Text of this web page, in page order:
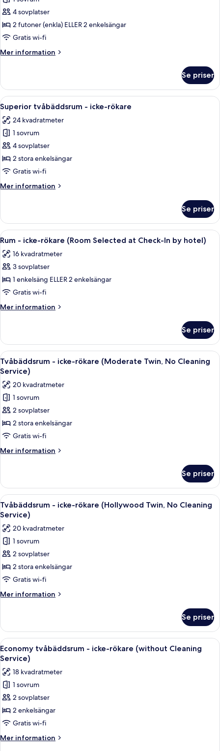
Tvåbäddsrum
Deluxe
-
rökare
4 sovplatser
2 futoner (enkla) ELLER 2 enkelsängar
Gratis wi-fi
Mer information
Mer
Deluxe
icke-
rökare
Se priser
Öppna
alla
foton
för
Superior
tvåbäddsrum
-
rökare
Ett hotellrum med två sängar, en
6
Superior tvåbäddsrum - icke-rökare
24 kvadratmeter
1 sovrum
4 sovplatser
2 stora enkelsängar
Gratis wi-fi
Mer information
Mer
tvåbäddsrum
icke-
Se priser
Öppna
alla
foton
för
Rum
-
icke-
rökare
Selected
at
Check-
In
by
hotel)
Ett hotellrum med en stor säng, en
4
Rum - icke-rökare (Room Selected at Check-In by hotel)
16 kvadratmeter
3 sovplatser
1 enkelsäng ELLER 2 enkelsängar
Gratis wi-fi
Mer information
Mer
-
icke-
rökare
(Room
Selected
at
Check-
In
by
hotel)
Se priser
Öppna
alla
foton
för
Tvåbäddsrum
-
icke-
rökare
(Moderate
Twin,
Cleaning
Service)
Ett hotellrum med två sängar, en TV
6
Tvåbäddsrum - icke-rökare (Moderate Twin, No Cleaning
Service)
20 kvadratmeter
1 sovrum
2 sovplatser
2 stora enkelsängar
Gratis wi-fi
Mer information
Mer
-
icke-
rökare
(Moderate
No
Cleaning
Service)
Se priser
Öppna
alla
foton
för
Tvåbäddsrum
-
icke-
rökare
(Hollywood
Twin,
Cleaning
Service)
Ett hotellrum med en stor säng, ett
6
Tvåbäddsrum - icke-rökare (Hollywood Twin, No Cleaning
Service)
20 kvadratmeter
1 sovrum
2 sovplatser
2 stora enkelsängar
Gratis wi-fi
Mer information
Mer
-
icke-
rökare
(Hollywood
No
Cleaning
Service)
Se priser
Öppna
alla
foton
för
Economy
tvåbäddsrum
-
icke-
rökare
(without
Ett hotellrum med två sängar, en
6
Economy tvåbäddsrum - icke-rökare (without Cleaning
Service)
18 kvadratmeter
1 sovrum
2 sovplatser
2 enkelsängar
Gratis wi-fi
Mer information
Mer